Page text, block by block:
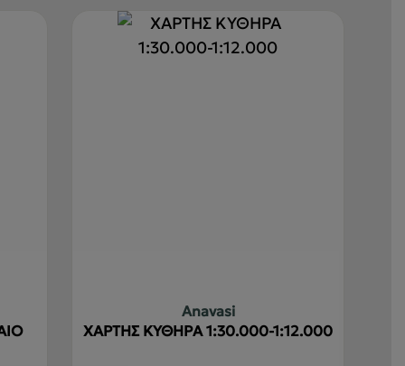
Anavasi
ΧΑΡΤΗΣ ΚΥΘΗΡΑ 1:30.000-1:12.000